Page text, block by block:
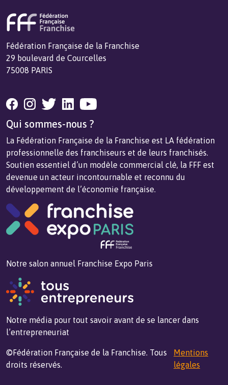
Fédération Française de la Franchise
29 boulevard de Courcelles
75008 PARIS
Qui sommes-nous ?
La Fédération Française de la Franchise est LA fédération
professionnelle des franchiseurs et de leurs franchisés.
Soutien essentiel d’un modèle commercial clé, la FFF est
devenue un acteur incontournable et reconnu du
développement de l’économie française.
Notre salon annuel Franchise Expo Paris
Notre média pour tout savoir avant de se lancer dans
l’entrepreneuriat
©Fédération Française de la Franchise. Tous
droits réservés.
Mentions
légales